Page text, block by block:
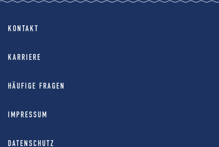
KONTAKT
KARRIERE
HÄUFIGE FRAGEN
IMPRESSUM
DATENSCHUTZ